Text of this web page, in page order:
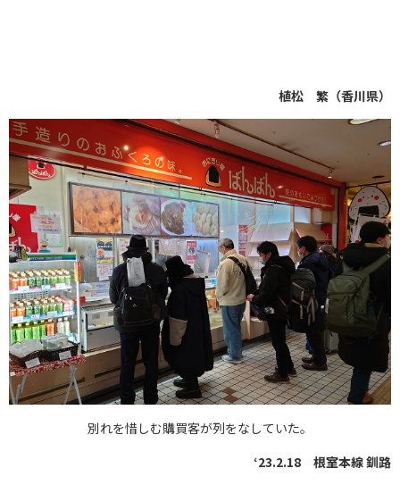
植松 繁（香川県）
別れを惜しむ購買客が列をなしていた。
‘23.2.18 根室本線 釧路